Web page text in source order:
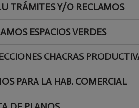
TRÁMITES Y/O RECLAMOS
ESPACIOS VERDES
CHACRAS
PARA LA HAB. COMERCIAL